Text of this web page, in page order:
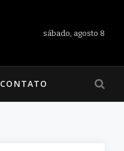
sábado, agosto 8
CONTATO